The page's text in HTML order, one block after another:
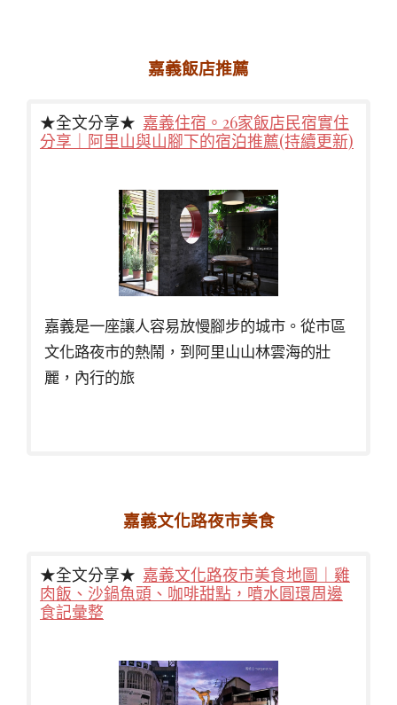
嘉義飯店推薦
★全文分享★ 嘉義住宿。26家飯店民宿實住
分享｜阿里山與山腳下的宿泊推薦(持續更新)
嘉義是一座讓人容易放慢腳步的城市。從市區
文化路夜市的熱鬧，到阿里山山林雲海的壯
麗，內行的旅
嘉義文化路夜市美食
★全文分享★ 嘉義文化路夜市美食地圖｜雞
肉飯、沙鍋魚頭、咖啡甜點，噴水圓環周邊
食記彙整